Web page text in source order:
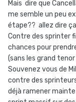
Mais dire que
me semble un peu
étape?? allez dire
Contre des sprinter
chances pour
(sans les grand
Souvenez vous de
contre des
déjà ramener